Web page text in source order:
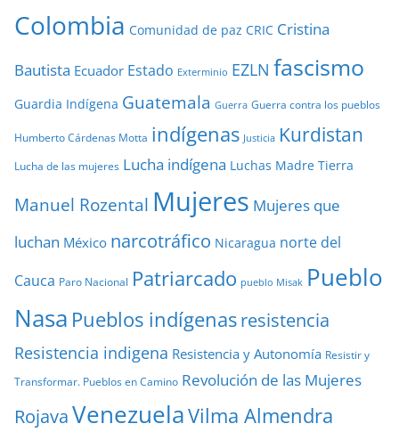
Colombia Comunidad de paz CRIC Cristina
Bautista Ecuador Estado Exterminio EZLN fascismo
Guardia Indígena Guatemala Guerra Guerra contra los pueblos
Humberto Cárdenas Motta indígenas Justicia Kurdistan
Lucha de las mujeres Lucha indígena Luchas Madre Tierra
Manuel Rozental Mujeres Mujeres que
luchan México narcotráfico Nicaragua norte del
Cauca Paro Nacional Patriarcado pueblo Misak Pueblo
Nasa Pueblos indígenasresistencia
Resistencia indigena Resistencia y Autonomía Resistir y
Transformar. Pueblos en Camino Revolución de las Mujeres
RojavaVenezuelaVilma Almendra